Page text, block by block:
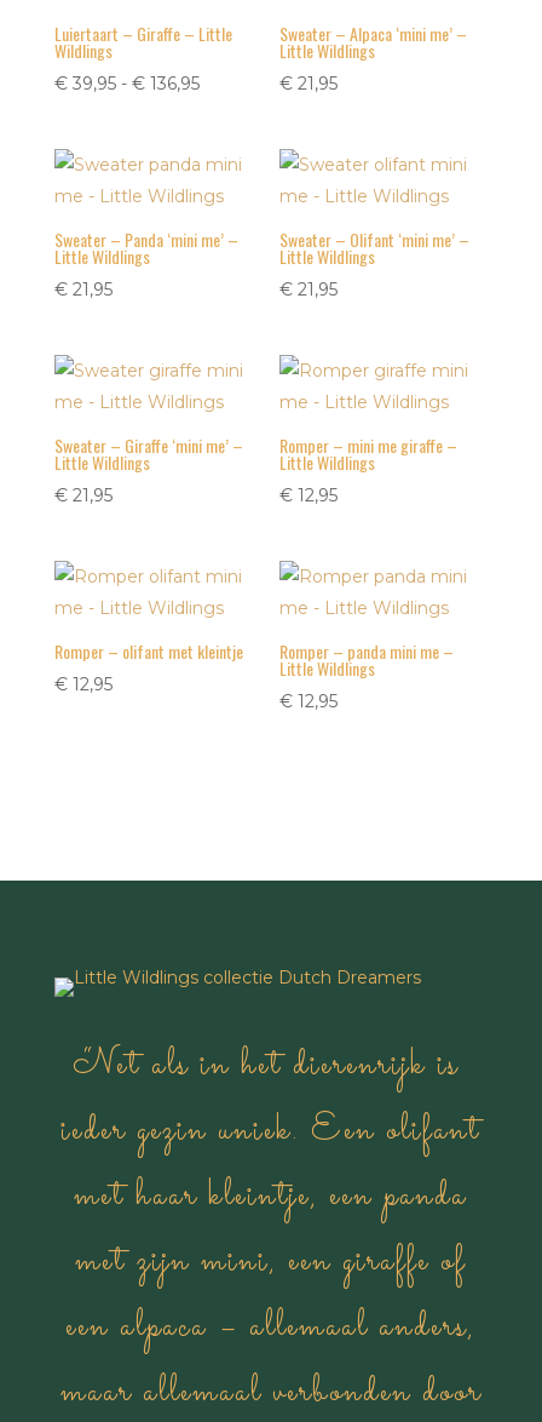
Luiertaart – Giraffe – Little
Wildlings
€39,95 - €136,95Prijsklasse:
€ 136,95
Sweater – Alpaca ‘mini me’ –
Little Wildlings
€ 21,95
Sweater – Panda ‘mini me’ –
Little Wildlings
€21,95
Sweater – Olifant ‘mini me’ –
Little Wildlings
€ 21,95
Sweater – Giraffe ‘mini me’ –
Little Wildlings
€21,95
Romper – mini me giraffe –
Little Wildlings
€ 12,95
Romper – olifant met kleintje
€12,95
Romper – panda mini me –
Little Wildlings
€ 12,95
“Net als in het dierenrijk is
ieder gezin uniek. Een olifant
met haar kleintje, een panda
met zijn mini, een giraffe of
een alpaca – allemaal anders,
maar allemaal verbonden door